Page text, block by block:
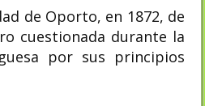
de Oporto, en 1872, de
cuestionada durante la
por sus principios